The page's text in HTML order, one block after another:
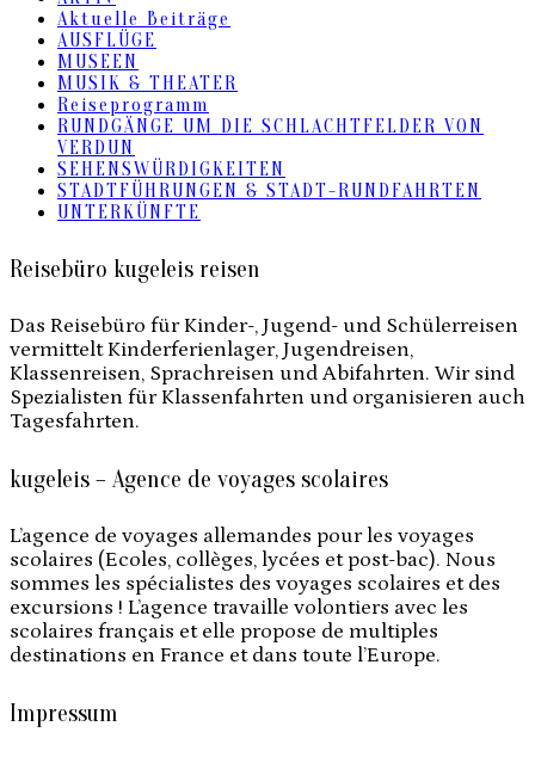
Aktuelle Beiträge
AUSFLÜGE
MUSEEN
MUSIK & THEATER
Reiseprogramm
RUNDGÄNGE UM DIE SCHLACHTFELDER VON
VERDUN
SEHENSWÜRDIGKEITEN
STADTFÜHRUNGEN & STADT-RUNDFAHRTEN
UNTERKÜNFTE
Reisebüro kugeleis reisen
Das Reisebüro für Kinder-, Jugend- und Schülerreisen
vermittelt Kinderferienlager, Jugendreisen,
Klassenreisen, Sprachreisen und Abifahrten. Wir sind
Spezialisten für Klassenfahrten und organisieren auch
Tagesfahrten.
kugeleis – Agence de voyages scolaires
L’agence de voyages allemandes pour les voyages
scolaires (Ecoles, collèges, lycées et post-bac). Nous
sommes les spécialistes des voyages scolaires et des
excursions ! L’agence travaille volontiers avec les
scolaires français et elle propose de multiples
destinations en France et dans toute l’Europe.
Impressum